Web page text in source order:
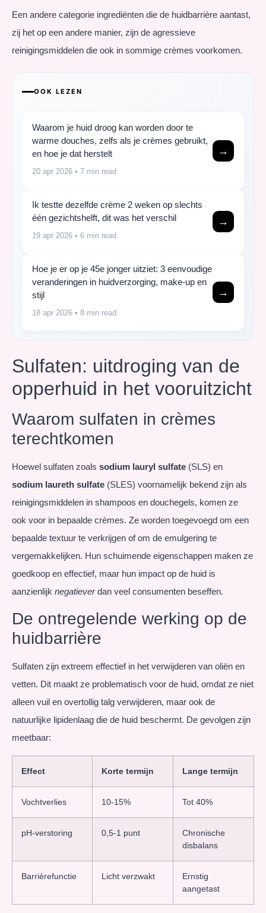
Een andere categorie ingrediënten die de huidbarrière aantast,
zij het op een andere manier, zijn de agressieve
reinigingsmiddelen die ook in sommige crèmes voorkomen.
OOK LEZEN
Waarom je huid droog kan worden door te
warme douches, zelfs als je crèmes gebruikt,
en hoe je dat herstelt
20 apr 2026 • 7 min read
→
Ik testte dezelfde crème 2 weken op slechts
één gezichtshelft, dit was het verschil
19 apr 2026 • 6 min read
→
Hoe je er op je 45e jonger uitziet: 3 eenvoudige
veranderingen in huidverzorging, make-up en
stijl
18 apr 2026 • 8 min read
→
Sulfaten: uitdroging van de
opperhuid in het vooruitzicht
Waarom sulfaten in crèmes
terechtkomen
Hoewel sulfaten zoals sodium lauryl sulfate (SLS) en
sodium laureth sulfate (SLES) voornamelijk bekend zijn als
reinigingsmiddelen in shampoos en douchegels, komen ze
ook voor in bepaalde crèmes. Ze worden toegevoegd om een
bepaalde textuur te verkrijgen of om de emulgering te
vergemakkelijken. Hun schuimende eigenschappen maken ze
goedkoop en effectief, maar hun impact op de huid is
aanzienlijk negatieverdan veel consumenten beseffen.
De ontregelende werking op de
huidbarrière
Sulfaten zijn extreem effectief in het verwijderen van oliën en
vetten. Dit maakt ze problematisch voor de huid, omdat ze niet
alleen vuil en overtollig talg verwijderen, maar ook de
natuurlijke lipidenlaag die de huid beschermt. De gevolgen zijn
meetbaar:
Effect Korte termijn Lange termijn
Vochtverlies 10-15% Tot 40%
pH-verstoring 0,5-1 punt
Chronische
disbalans
Barrièrefunctie Licht verzwakt
Ernstig
aangetast